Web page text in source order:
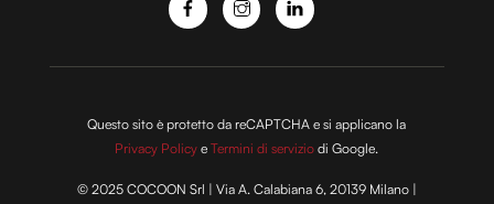
Questo sito è protetto da reCAPTCHA e si applicano la
Privacy Policy eTermini di servizio di Google.
© 2025 COCOON Srl | Via A. Calabiana 6, 20139 Milano |